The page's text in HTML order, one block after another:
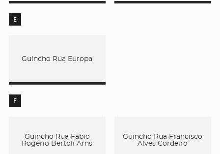
E
Guincho Rua Europa
F
Guincho Rua Fábio
Rogério Bertoli Arns
Guincho Rua Francisco
Alves Cordeiro